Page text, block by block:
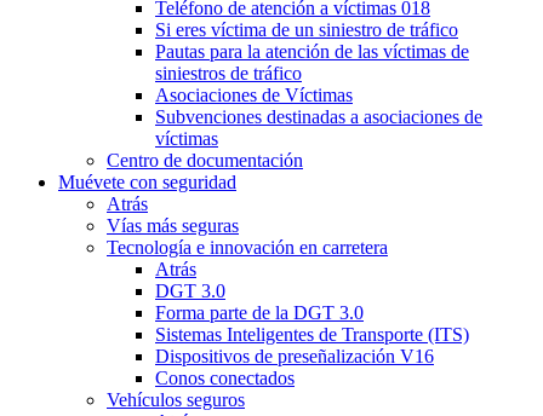
Teléfono de atención a víctimas 018
Si eres víctima de un siniestro de tráfico
Pautas para la atención de las víctimas de
siniestros de tráfico
Asociaciones de Víctimas
Subvenciones destinadas a asociaciones de
víctimas
Centro de documentación
Muévete con seguridad
Atrás
Vías más seguras
Tecnología e innovación en carretera
Atrás
DGT 3.0
Forma parte de la DGT 3.0
Sistemas Inteligentes de Transporte (ITS)
Dispositivos de preseñalización V16
Conos conectados
Vehículos seguros